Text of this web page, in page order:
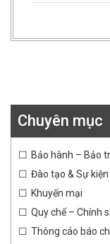
Chuyên mục
Bảo hành – Bảo
Đào tạo & Sự kiện
Khuyến mại
Quy chế – Chính
Thông cáo báo